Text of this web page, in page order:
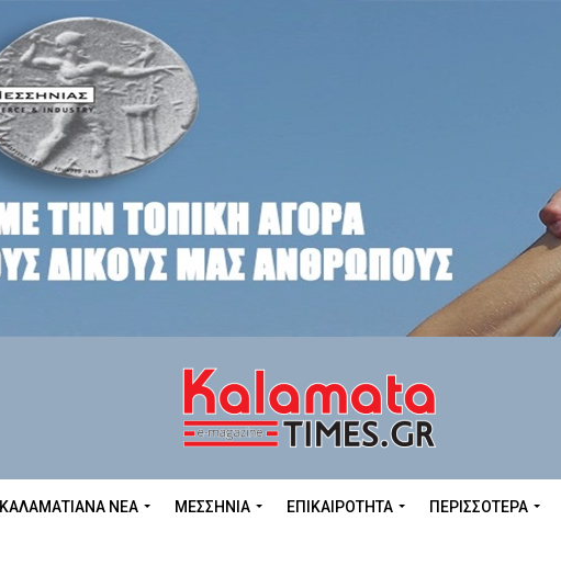
ΚΑΛΑΜΑΤΙΑΝΑ ΝΕΑ ΜΕΣΣΗΝΊΑ ΕΠΙΚΑΙΡΌΤΗΤΑ ΠΕΡΙΣΣΌΤΕΡΑ